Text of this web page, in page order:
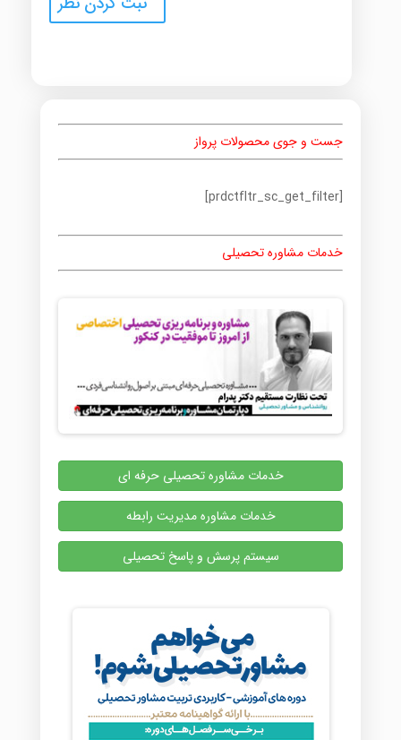
جست و جوی محصولات پرواز
[prdctfltr_sc_get_filter]
خدمات مشاوره تحصیلی
خدمات مشاوره تحصیلی حرفه ای
خدمات مشاوره مدیریت رابطه
سیستم پرسش و پاسخ تحصیلی